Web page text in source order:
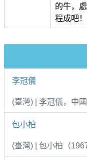
的牛，
程成吧！
李冠儀
(臺灣) | 李冠儀，中
包小柏
(臺灣) | 包小柏（